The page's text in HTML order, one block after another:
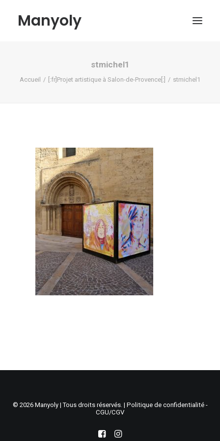
Manyoly
Dans la rue
Contact
Mon compte
Recherche
Panier
stmichel1
Accueil [:fr]Projet artistique à Salon-de-Provence[:] stmichel1
© 2026 Manyoly | Tous droits réservés. | Politique de confidentialité -
CGU/CGV